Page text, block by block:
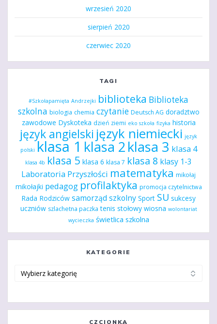
wrzesień 2020
sierpień 2020
czerwiec 2020
TAGI
#Szkołapamięta Andrzejki biblioteka Biblioteka
szkolna biologia chemia czytanie Deutsch AG doradztwo
zawodowe Dyskoteka dzień ziemi eko szkoła fizyka historia
język angielski język niemiecki język
polski klasa 1 klasa 2klasa 3 klasa 4
klasa 4b klasa 5 klasa 6 klasa 7 klasa 8 klasy 1-3
Laboratoria Przyszłości matematyka mikołaj
mikołajki pedagog profilaktyka promocja czytelnictwa
Rada Rodziców samorząd szkolny Sport SU sukcesy
uczniów szlachetna paczka tenis stołowy wiosna wolontariat
wycieczka świetlica szkolna
KATEGORIE
CZCIONKA